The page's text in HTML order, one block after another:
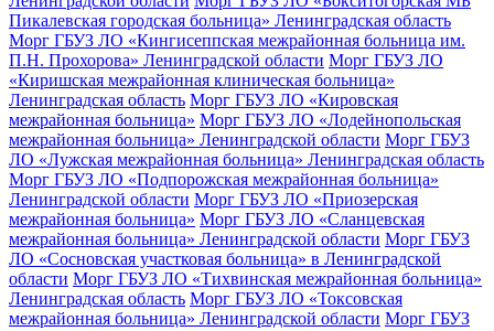
Пикалевская городская больница» Ленинградская область
Морг ГБУЗ ЛО «Кингисеппская межрайонная больница им.
П.Н. Прохорова» Ленинградской области Морг ГБУЗ ЛО
«Киришская межрайонная клиническая больница»
Ленинградская область Морг ГБУЗ ЛО «Кировская
межрайонная больница» Морг ГБУЗ ЛО «Лодейнопольская
межрайонная больница» Ленинградской области Морг ГБУЗ
ЛО «Лужская межрайонная больница» Ленинградская область
Морг ГБУЗ ЛО «Подпорожская межрайонная больница»
Ленинградской области Морг ГБУЗ ЛО «Приозерская
межрайонная больница» Морг ГБУЗ ЛО «Сланцевская
межрайонная больница» Ленинградской области Морг ГБУЗ
ЛО «Сосновская участковая больница» в Ленинградской
области Морг ГБУЗ ЛО «Тихвинская межрайонная больница»
Ленинградская область Морг ГБУЗ ЛО «Токсовская
межрайонная больница» Ленинградской области Морг ГБУЗ